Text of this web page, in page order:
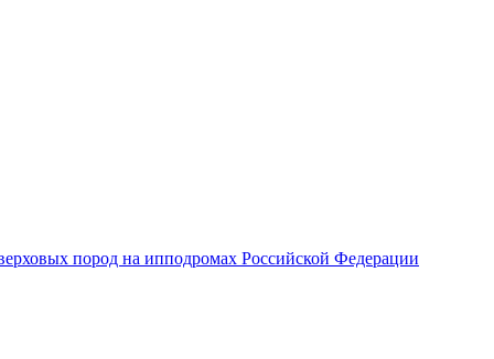
пород на ипподромах Российской Федерации